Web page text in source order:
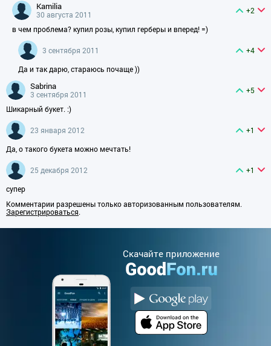
kamilia
30 августа 2011
+2
в чем проблема? купил розы, купил герберы и вперед! =)
3 сентября 2011
+4
Да и так дарю, стараюсь почаще ))
sabrina
3 сентября 2011
+5
Шикарный букет. :)
23 января 2012
+1
Да, о такого букета можно мечтать!
25 декабря 2012
+1
супер
Комментарии разрешены только авторизованным пользователям.
Зарегистрироваться.
Cкачайте приложение